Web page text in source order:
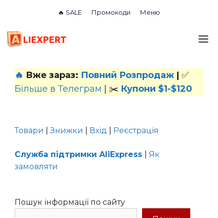
вмісту
🔥 SALE Промокоди Меню
🔥 Вже зараз: Повний Розпродаж | ✅
Більше в Телеграм
| ✂️ Купони $1-$120
Товари |Знижки Вхід Реєстрація
Служба підтримки AliExpress
Як
замовляти
Пошук інформації по сайту